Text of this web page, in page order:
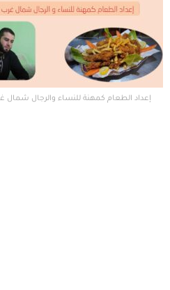
إعداد الطعام كمهنة للنساء والرجال شمال